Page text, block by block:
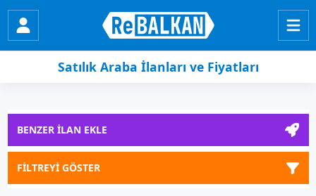
Satılık Araba İlanları ve Fiyatları
BENZER İLAN EKLE
FİLTREYİ GÖSTER